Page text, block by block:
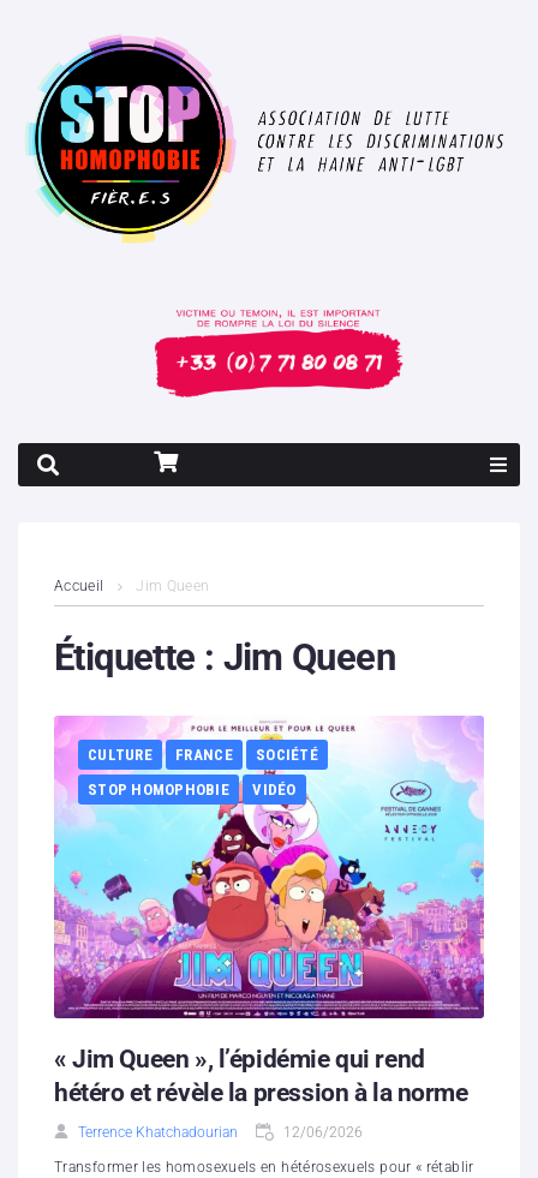
Contenus litigieux
Boutique
Partenaires
Contacts
Hébergement solidaire
Accueil Jim Queen
Étiquette : Jim Queen
CULTURE FRANCE
SOCIÉTÉ
STOP HOMOPHOBIE
VIDÉO
« Jim Queen », l’épidémie qui rend
hétéro et révèle la pression à la norme
Terrence Khatchadourian 12/06/2026
Transformer les homosexuels en hétérosexuels pour « rétablir